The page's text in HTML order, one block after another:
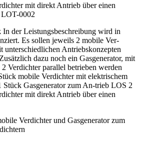
mit direkt Antrieb über einen
0002
der Leistungsbeschreibung wird in
Es sollen jeweils 2 mobile Ver-
unterschiedlichen Antriebskonzepten
dazu noch ein Gasgenerator, mit
Verdichter parallel betrieben werden
mobile Verdichter mit elektrischem
Gasgenerator zum An-trieb LOS 2
mit direkt Antrieb über einen
Verdichter und Gasgenerator zum